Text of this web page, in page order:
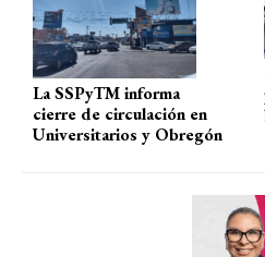
La SSPyTM informa
cierre de circulación en
Universitarios y Obregón